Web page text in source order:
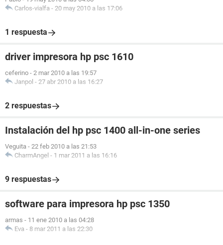
Carlos-vialfa - 20 may 2010 a las 17:06
1 respuesta
driver impresora hp psc 1610
ceferino - 2 mar 2010 a las 19:57
Janpol - 27 abr 2010 a las 16:27
2 respuestas
Instalación del hp psc 1400 all-in-one series
Veguita - 22 feb 2010 a las 21:53
CharmAngel - 1 mar 2011 a las 16:16
9 respuestas
software para impresora hp psc 1350
armas - 11 ene 2010 a las 04:28
Eva - 8 mar 2011 a las 22:30